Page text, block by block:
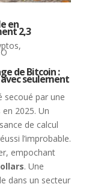
en
2,3
,
de Bitcoin :
avec seulement
secoué par une
2025. Un
de calcul
l’improbable.
empochant
. Une
dans un secteur